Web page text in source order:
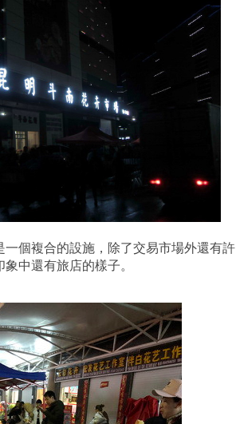
個複合的設施，除了交易市場外還有許
中還有旅店的樣子。